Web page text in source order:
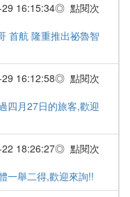
16:15:34◎ 點閱次
首航 隆重推出祕魯智
16:12:58◎ 點閱次
四月27日的旅客,歡迎
18:26:27◎ 點閱次
一舉二得,歡迎來詢!!